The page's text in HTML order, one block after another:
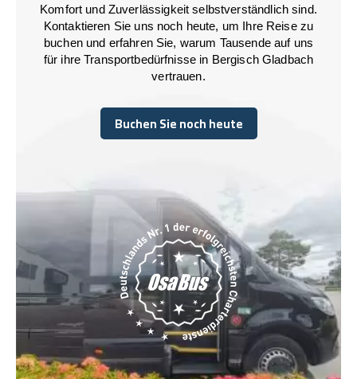
Komfort und Zuverlässigkeit selbstverständlich sind.
Kontaktieren Sie uns noch heute, um Ihre Reise zu
buchen und erfahren Sie, warum Tausende auf uns
für ihre Transportbedürfnisse in Bergisch Gladbach
vertrauen.
Buchen Sie noch heute
Buchen Sie noch heute